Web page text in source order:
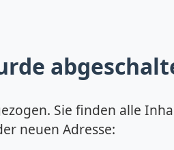
Sie finden alle
neuen Adresse: